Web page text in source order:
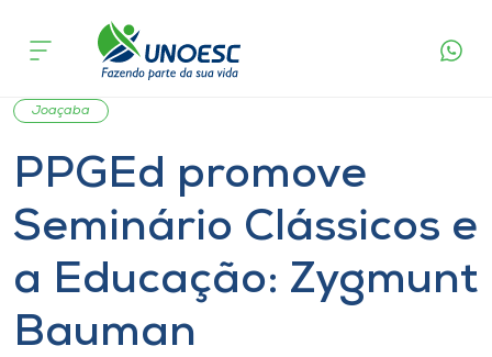
Cursos
Onde estamos
Pesquisa
Atendimento ao Estudante
Portal de Ensino
acontece
Seminário
Joaçaba
PPGEd promove
Seminário Clássicos e
a Educação: Zygmunt
Bauman